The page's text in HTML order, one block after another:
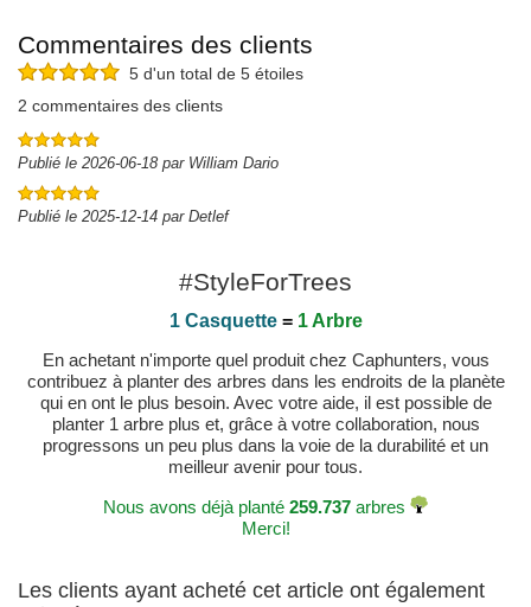
Commentaires des clients
5 d'un total de 5 étoiles
2 commentaires des clients
Publié le 2026-06-18 par William Dario
Publié le 2025-12-14 par Detlef
#StyleForTrees
1 Casquette= 1 Arbre
En achetant n'importe quel produit chez Caphunters, vous
contribuez à planter des arbres dans les endroits de la planète
qui en ont le plus besoin. Avec votre aide, il est possible de
planter 1 arbre plus et, grâce à votre collaboration, nous
progressons un peu plus dans la voie de la durabilité et un
meilleur avenir pour tous.
Nous avons déjà planté 259.737 arbres
Merci!
Les clients ayant acheté cet article ont également